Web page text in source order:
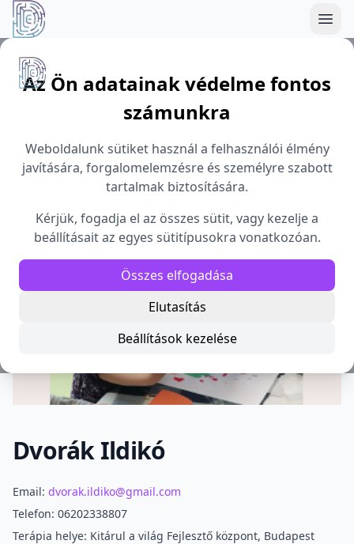
Démoszthenész Egyesület
Az Ön adatainak védelme fontos
számunkra
Weboldalunk sütiket használ a felhasználói élmény
javítására, forgalomelemzésre és személyre szabott
tartalmak biztosítására.
Kérjük, fogadja el az összes sütit, vagy kezelje a
beállításait az egyes sütitípusokra vonatkozóan.
Összes elfogadása
Elutasítás
Beállítások kezelése
Dvorák Ildikó
Szakmai információ
Email: dvorak.ildiko@gmail.com
Telefon: 06202338807
Terápia helye: Kitárul a világ Fejlesztő központ, Budapest